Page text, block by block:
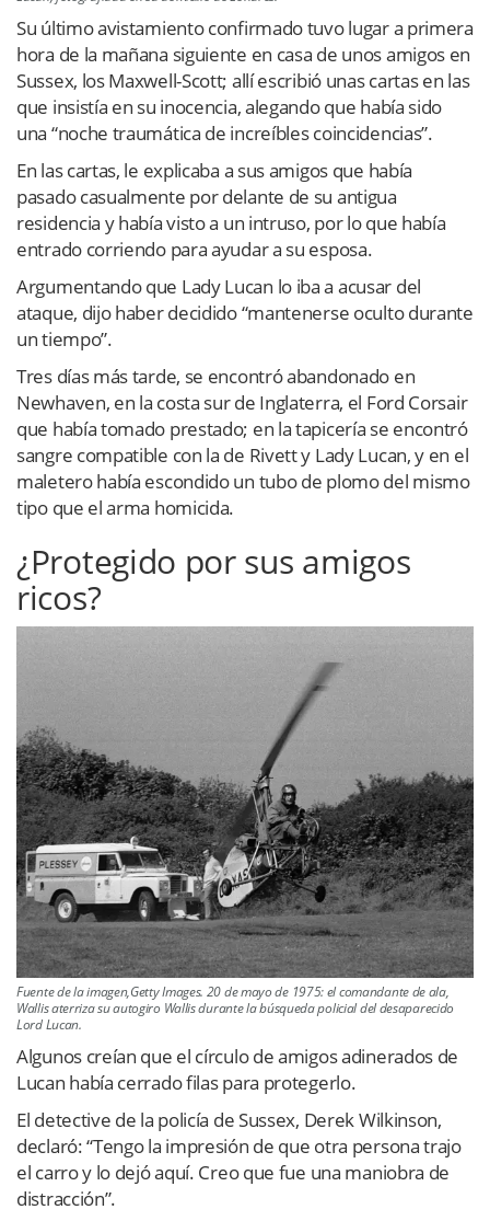
Su último avistamiento confirmado tuvo lugar a primera
hora de la mañana siguiente en casa de unos amigos en
Sussex, los Maxwell-Scott; allí escribió unas cartas en las
que insistía en su inocencia, alegando que había sido
una “noche traumática de increíbles coincidencias”.
En las cartas, le explicaba a sus amigos que había
pasado casualmente por delante de su antigua
residencia y había visto a un intruso, por lo que había
entrado corriendo para ayudar a su esposa.
Argumentando que Lady Lucan lo iba a acusar del
ataque, dijo haber decidido “mantenerse oculto durante
un tiempo”.
Tres días más tarde, se encontró abandonado en
Newhaven, en la costa sur de Inglaterra, el Ford Corsair
que había tomado prestado; en la tapicería se encontró
sangre compatible con la de Rivett y Lady Lucan, y en el
maletero había escondido un tubo de plomo del mismo
tipo que el arma homicida.
¿Protegido por sus amigos
ricos?
Fuente de la imagen,Getty Images. 20 de mayo de 1975: el comandante de ala,
Wallis aterriza su autogiro Wallis durante la búsqueda policial del desaparecido
Lord Lucan.
Algunos creían que el círculo de amigos adinerados de
Lucan había cerrado filas para protegerlo.
El detective de la policía de Sussex, Derek Wilkinson,
declaró: “Tengo la impresión de que otra persona trajo
el carro y lo dejó aquí. Creo que fue una maniobra de
distracción”.